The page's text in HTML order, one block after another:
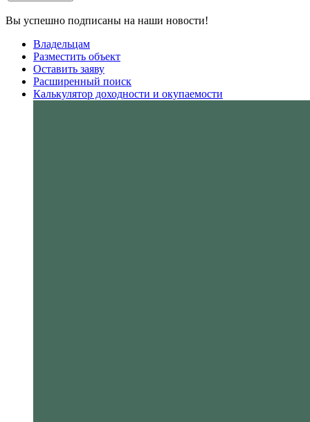
Вы успешно подписаны на наши новости!
Владельцам
Разместить объект
Оставить заяву
Расширенный поиск
Калькулятор доходности и окупаемости